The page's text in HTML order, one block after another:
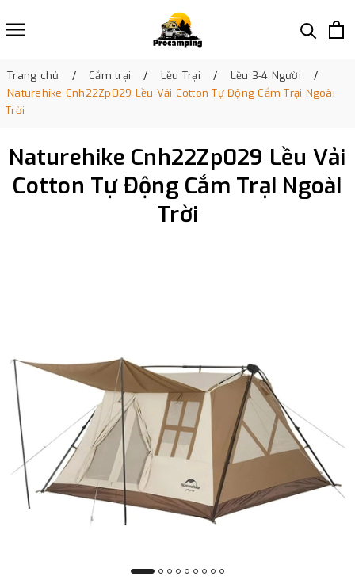
Trang chủ Cắm trại Lều Trại
Lều 3-4 Người
Naturehike Cnh22Zp029 Lều Vải Cotton Tự Động Cắm Trại Ngoài
Trời
Naturehike Cnh22Zp029 Lều Vải
Cotton Tự Động Cắm Trại Ngoài
Trời